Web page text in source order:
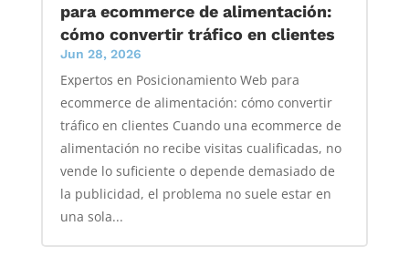
para ecommerce de alimentación:
cómo convertir tráfico en clientes
Jun 28, 2026
Expertos en Posicionamiento Web para
ecommerce de alimentación: cómo convertir
tráfico en clientes Cuando una ecommerce de
alimentación no recibe visitas cualificadas, no
vende lo suficiente o depende demasiado de
la publicidad, el problema no suele estar en
una sola...